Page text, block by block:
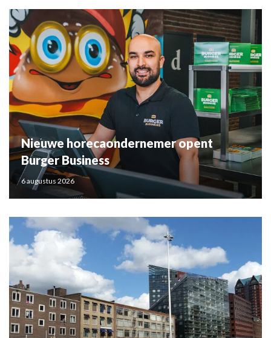
Nieuwe horecaondernemer opent
Burger Business
6 augustus 2026